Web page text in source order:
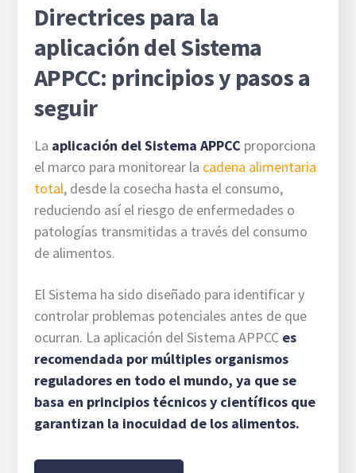
Directrices para la
aplicación del Sistema
APPCC: principios y pasos a
seguir
La aplicación del Sistema APPCC proporciona
el marco para monitorear la cadena alimentaria
total, desde la cosecha hasta el consumo,
reduciendo así el riesgo de enfermedades o
patologías transmitidas a través del consumo
de alimentos.
El Sistema ha sido diseñado para identificar y
controlar problemas potenciales antes de que
ocurran. La aplicación del Sistema APPCC es
recomendada por múltiples organismos
reguladores en todo el mundo, ya que se
basa en principios técnicos y científicos que
garantizan la inocuidad de los alimentos.